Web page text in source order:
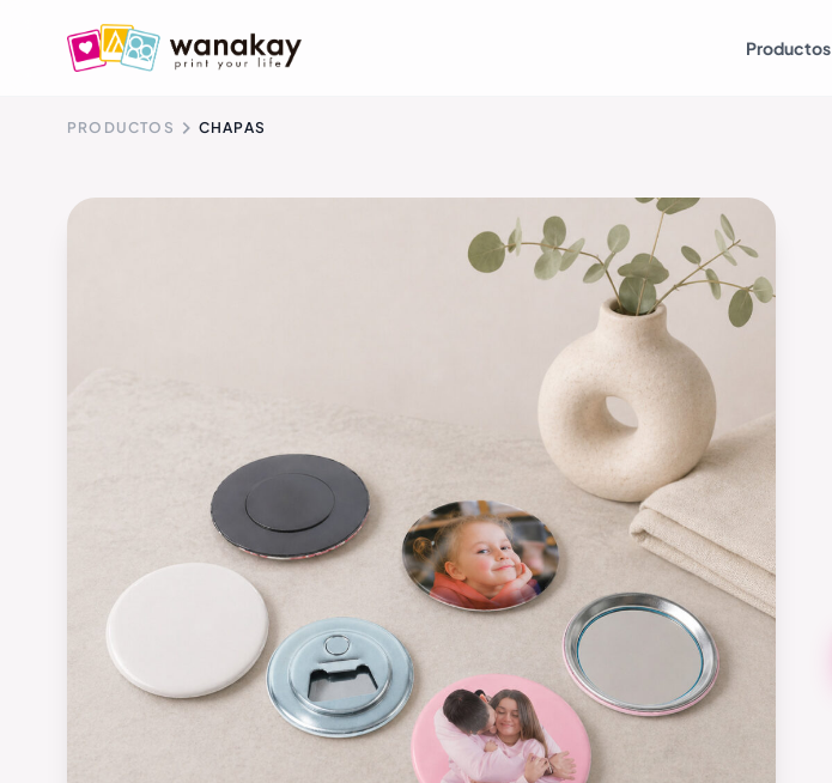
Productos
PRODUCTOS CHAPAS